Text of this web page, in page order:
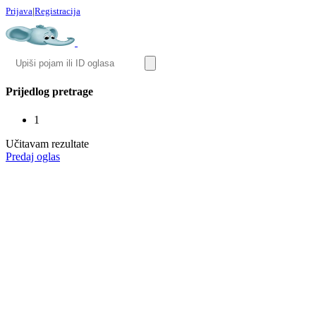
Prijava|Registracija
Prijedlog pretrage
1
Učitavam rezultate
Predaj oglas